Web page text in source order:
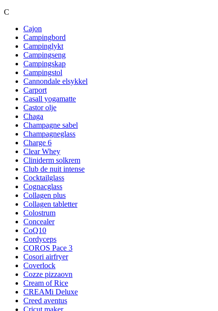
C
Cajon
Campingbord
Campinglykt
Campingseng
Campingskap
Campingstol
Cannondale elsykkel
Carport
Casall yogamatte
Castor olje
Chaga
Champagne sabel
Champagneglass
Charge 6
Clear Whey
Cliniderm solkrem
Club de nuit intense
Cocktailglass
Cognacglass
Collagen plus
Collagen tabletter
Colostrum
Concealer
CoQ10
Cordyceps
COROS Pace 3
Cosori airfryer
Coverlock
Cozze pizzaovn
Cream of Rice
CREAMi Deluxe
Creed aventus
Cricut maker